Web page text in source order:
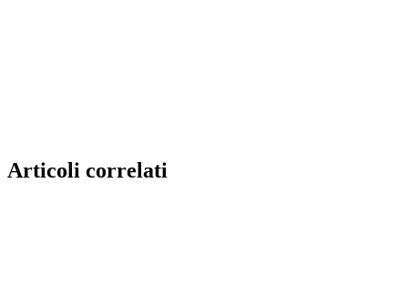
Articoli correlati